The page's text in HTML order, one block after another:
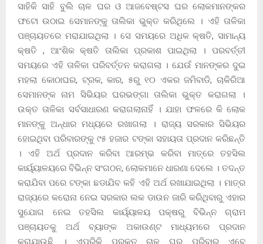
ସାହିକି ସାହି ବୁଲି ଚାଳ ଘର ଓ ଆଜବେଷ୍ଟସ ଘର ଲୋକମାନଙ୍କର
ଫଟୋ ଉଠାଇ ସେମାନଙ୍କୁ ତାଲିକା ଭୁକ୍ତ କରିଥିଲେ । ଏହି ତାଳିକା
ପଞ୍ଚାୟତରେ ମରାଯାଇଥିଲା । ସେ ସମୟରେ ଅଧିକ କ୍ଷତି, ସାମାନ୍ୟ
କ୍ଷତି , ଆଂଶିକ କ୍ଷତି ତାଲିକା ପ୍ରକାଶ ପାଇଥିଲା । ପରବର୍ତ୍ତୀ
ସମୟରେ ଏହି ତାଳିକା ପରିବର୍ତ୍ତନ କରାଗଲା । ଯେଉଁ ମାନଙ୍କର ଦୁଇ
ମହଲା କୋଠାଘର, ଟ୍ରକ, କାର, ୫ରୁ ୧୦ ଏକର ଜମିବାଡି, ଚାକିରିଆ
ସେମାନଙ୍କ ନାମ ସିଭିୟର ଘରଭଙ୍ଗା ତାଲିକା ଭୁକ୍ତ କରାଗଲା ।
ଉକ୍ତ ତାଳିକା ସର୍ବସାଧାରଣ କରାଗଲାନାହିଁ । ଯାହା ଫଳରେ କି ଲୋକ
ମାନଙ୍କୁ ଅନ୍ଧାର ମଧ୍ୟରେ ରଖାଗଲା । ରାଜ୍ୟ ସରକାର ସିଭିୟର
ହୋଇଥିବା ପରିବାରଙ୍କୁ ୯୫ ହଜାର ଟଙ୍କା ସହାୟତା ପ୍ରଦାନ କରିଛନ୍ତି
। ଏହି ଅର୍ଥ ପ୍ରଦାନ କରିବା ଆରମ୍ଭ କରିବା ମାତ୍ରେ ତହସିଲ
କାର୍ୟ୍ୟାଳୟରେ ବିଭିନ୍ନ ସଂଗଠନ, ଲୋକମାନେ ଧାରଣା ଦେଲେ । ତଦନ୍ତ
କରାଯିବା ପରେ ଟଙ୍କା ଛଡାଯିବ କହି ଏହି ଅର୍ଥ ରଖାଯାଇଥିଲା । ମାତ୍ର
ରାଜ୍ୟରେ କରୋନା ନେଇ ସରକାର ଲକ ଡାଉନ ଜାରି କରିଥିବାରୁ ଏହାର
ସୁଯୋଗ ନେଇ ତହସିଲ କାର୍ୟ୍ୟାଳୟ ପକ୍ଷରୁ ବିଭିନ୍ନ ଗ୍ରାମ
ପଞ୍ଚାୟତକୁ ଅର୍ଥ ବ୍ୟାଙ୍କ ଅକାଉଣ୍ଟ ମାଧ୍ୟମରେ ପ୍ରଦାନ
କରାଯାଉଛି । ଏପରିକି ପ୍ରକୃତ ଚାଳ ଘର ପରିବାର ଏବେ